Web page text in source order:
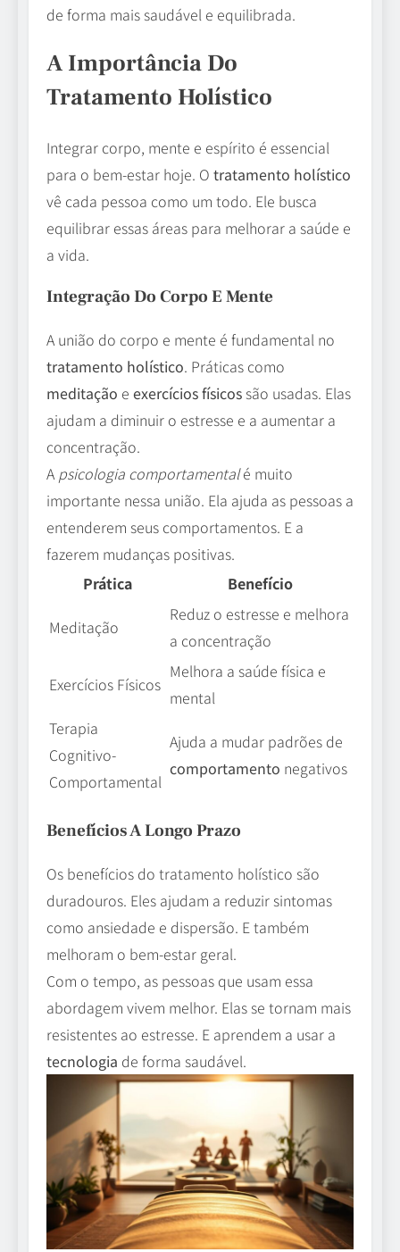
de forma mais saudável e equilibrada.
A Importância Do
Tratamento Holístico
Integrar corpo, mente e espírito é essencial
para o bem-estar hoje. O tratamento holístico
vê cada pessoa como um todo. Ele busca
equilibrar essas áreas para melhorar a saúde e
a vida.
Integração Do Corpo E Mente
A união do corpo e mente é fundamental no
tratamento holístico. Práticas como
meditação e exercícios físicos são usadas. Elas
ajudam a diminuir o estresse e a aumentar a
concentração.
A psicologia comportamentalé muito
importante nessa união. Ela ajuda as pessoas a
entenderem seus comportamentos. E a
fazerem mudanças positivas.
Prática
Benefício
Meditação
Reduz o estresse e melhora
a concentração
Exercícios Físicos
Melhora a saúde física e
mental
Terapia
Cognitivo-
Comportamental
Ajuda a mudar padrões de
comportamento negativos
Benefícios A Longo Prazo
Os benefícios do tratamento holístico são
duradouros. Eles ajudam a reduzir sintomas
como ansiedade e dispersão. E também
melhoram o bem-estar geral.
Com o tempo, as pessoas que usam essa
abordagem vivem melhor. Elas se tornam mais
resistentes ao estresse. E aprendem a usar a
tecnologia de forma saudável.